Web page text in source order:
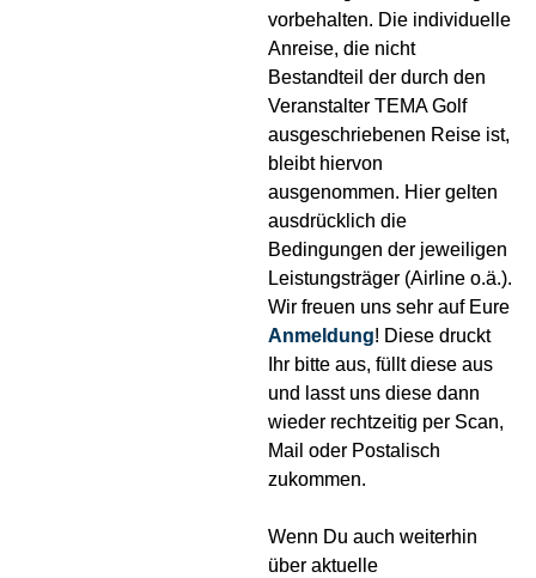
vorbehalten. Die individuelle
Anreise, die nicht
Bestandteil der durch den
Veranstalter TEMA Golf
ausgeschriebenen Reise ist,
bleibt hiervon
ausgenommen. Hier gelten
ausdrücklich die
Bedingungen der jeweiligen
Leistungsträger (Airline o.ä.).
Wir freuen uns sehr auf Eure
Anmeldung! Diese druckt
Ihr bitte aus, füllt diese aus
und lasst uns diese dann
wieder rechtzeitig per Scan,
Mail oder Postalisch
zukommen.
Wenn Du auch weiterhin
über aktuelle